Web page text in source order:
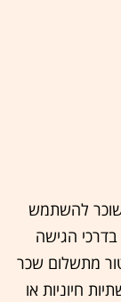
להשתמש
הגישה
מתשלום שכר
חיוניות או